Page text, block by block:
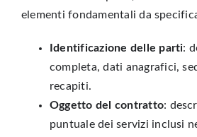
elementi fondamentali da
Identificazione delle parti:
completa, dati anagrafici,
recapiti.
Oggetto del contratto:
puntuale dei servizi inclusi